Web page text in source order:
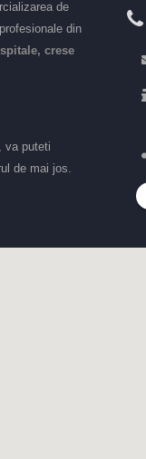
de
din
crese
va puteti
de mai jos.